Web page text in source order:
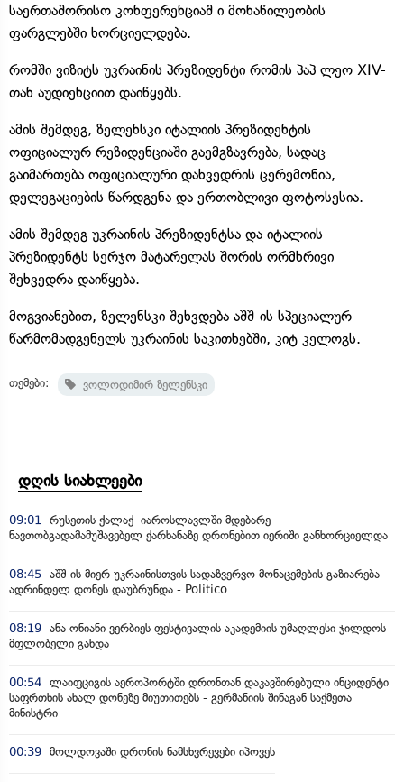
საერთაშორისო კონფერენციაშ ი მონაწილეობის
ფარგლებში ხორციელდება.
რომში ვიზიტს უკრაინის პრეზიდენტი რომის პაპ ლეო XIV-
თან აუდიენციით დაიწყებს.
ამის შემდეგ, ზელენსკი იტალიის პრეზიდენტის
ოფიციალურ რეზიდენციაში გაემგზავრება, სადაც
გაიმართება ოფიციალური დახვედრის ცერემონია,
დელეგაციების წარდგენა და ერთობლივი ფოტოსესია.
ამის შემდეგ უკრაინის პრეზიდენტსა და იტალიის
პრეზიდენტს სერჯო მატარელას შორის ორმხრივი
შეხვედრა დაიწყება.
მოგვიანებით, ზელენსკი შეხვდება აშშ-ის სპეციალურ
წარმომადგენელს უკრაინის საკითხებში, კიტ კელოგს.
თემები: ვოლოდიმირ ზელენსკი
დღის სიახლეები
09:01
რუსეთის ქალაქ იაროსლავლში მდებარე
ნავთობგადამამუშავებელ ქარხანაზე დრონებით იერიში განხორციელდა
08:45 აშშ-ის მიერ უკრაინისთვის სადაზვერვო მონაცემების გაზიარება
ადრინდელ დონეს დაუბრუნდა - Politico
08:19 ანა ონიანი ვერბიეს ფესტივალის აკადემიის უმაღლესი ჯილდოს
მფლობელი გახდა
00:54 ლაიფციგის აეროპორტში დრონთან დაკავშირებული ინციდენტი
საფრთხის ახალ დონეზე მიუთითებს - გერმანიის შინაგან საქმეთა
მინისტრი
00:39 მოლდოვაში დრონის ნამსხვრევები იპოვეს